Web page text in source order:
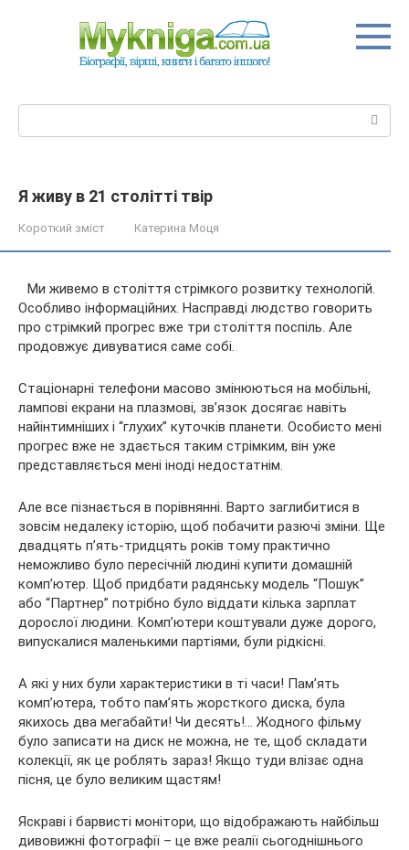
Я живу в 21 столітті твір
Короткий зміст Катерина Моця
Ми живемо в століття стрімкого розвитку технологій.
Особливо інформаційних. Насправді людство говорить
про стрімкий прогрес вже три століття поспіль. Але
продовжує дивуватися саме собі.
Стаціонарні телефони масово змінюються на мобільні,
лампові екрани на плазмові, зв’язок досягає навіть
найінтимніших і “глухих” куточків планети. Особисто мені
прогрес вже не здається таким стрімким, він уже
представляється мені іноді недостатнім.
Але все пізнається в порівнянні. Варто заглибитися в
зовсім недалеку історію, щоб побачити разючі зміни. Ще
двадцять п’ять-тридцять років тому практично
неможливо було пересічній людині купити домашній
комп’ютер. Щоб придбати радянську модель “Пошук”
або “Партнер” потрібно було віддати кілька зарплат
дорослої людини. Комп’ютери коштували дуже дорого,
випускалися маленькими партіями, були рідкісні.
А які у них були характеристики в ті часи! Пам’ять
комп’ютера, тобто пам’ять жорсткого диска, була
якихось два мегабайти! Чи десять!… Жодного фільму
було записати на диск не можна, не те, щоб складати
колекції, як це роблять зараз! Якщо туди влізає одна
пісня, це було великим щастям!
Яскраві і барвисті монітори, що відображають найбільш
дивовижні фотографії – це вже реалії сьогоднішнього